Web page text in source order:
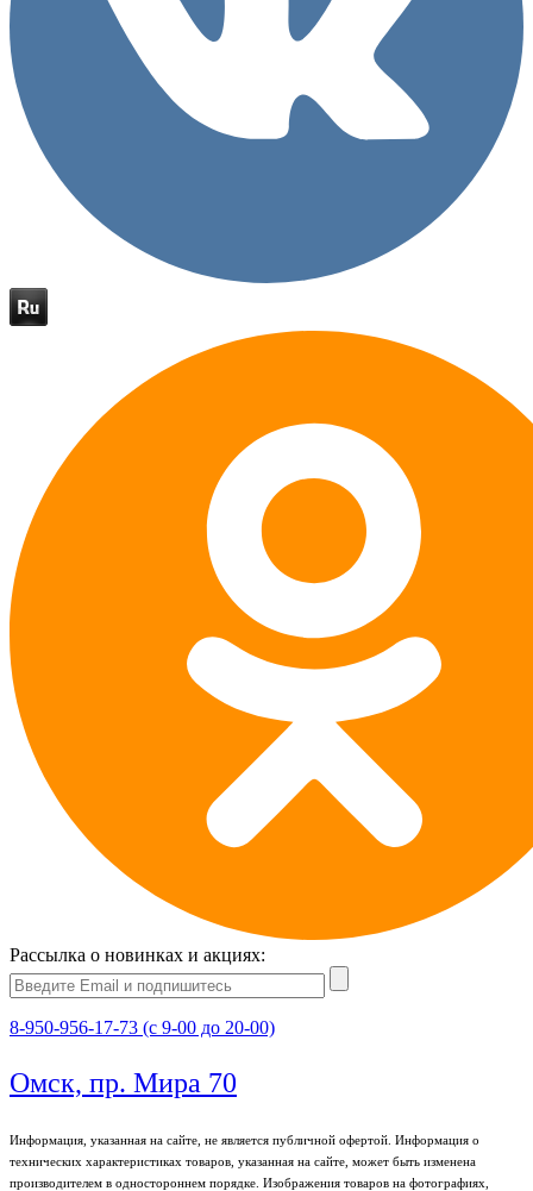
Рассылка о новинках и акциях:
8-950-956-17-73 (с 9-00 до 20-00)
Омск, пр. Мира 70
Информация, указанная на сайте, не является публичной офертой. Информация о
технических характеристиках товаров, указанная на сайте, может быть изменена
производителем в одностороннем порядке. Изображения товаров на фотографиях,